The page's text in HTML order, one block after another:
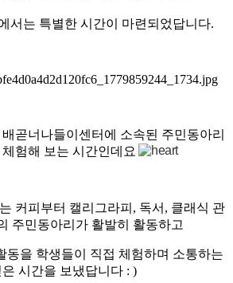
서는 특별한 시간이 마련되었답니다.
곧너나들이센터에 소속된 주민동아리
험해 보는 시간인데요
커피부터 캘리그라피, 독서, 클래식 관
주민동아리가 활발히 활동하고
동을 학생들이 직접 체험하며 소통하는
은 시간을 보냈답니다 : )